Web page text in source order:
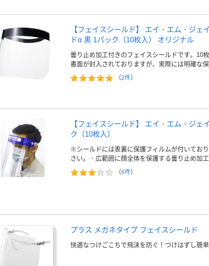
【フェイスシールド】 エイ・エム・ジェ
ドα 黒 1パック（10枚入） オリジナル
曇り止め加工付きのフェイスシールドです。
書面が封入されておりますが、実際には明確な
（2件）
【フェイスシールド】 エイ・エム・ジェ
ク（10枚入）
※シールドには表裏に保護フィルムが付いてお
さい。・広範囲に顔全体を保護する曇り止め加
（6件）
プラス メガネタイプ フェイスシールド
快適なつけごこちで飛沫を防ぐ！つけはずし簡